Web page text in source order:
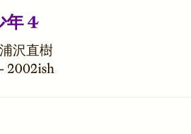
年 4
沢直樹
2002ish